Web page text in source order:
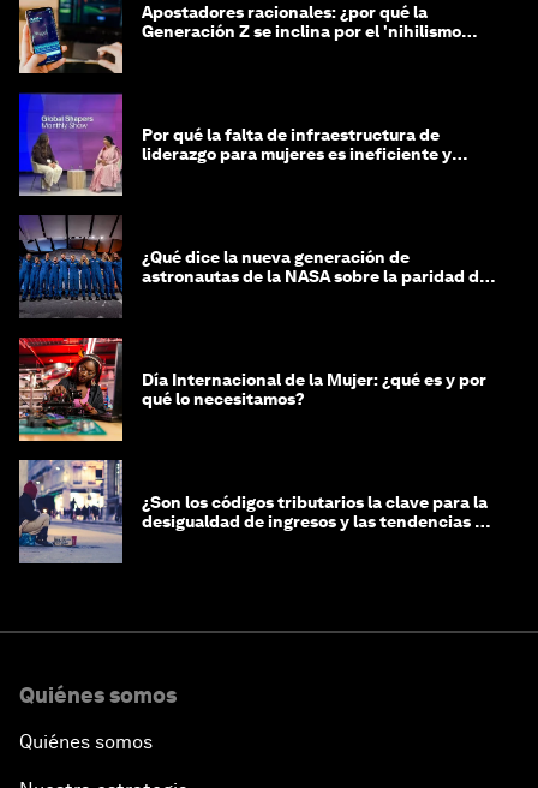
Apostadores racionales: ¿por qué la
Generación Z se inclina por el 'nihilismo
Por qué la falta de infraestructura de
liderazgo para mujeres es ineficiente y
¿Qué dice la nueva generación de
astronautas de la NASA sobre la paridad de
Día Internacional de la Mujer: ¿qué es y por
qué lo necesitamos?
¿Son los códigos tributarios la clave para la
desigualdad de ingresos y las tendencias de
Quiénes somos
Quiénes somos